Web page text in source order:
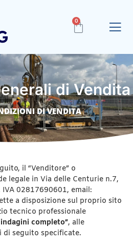
0
di Vendita
DI VENDITA
il “Venditore” o
legale in Via delle Centurie n.7,
IVA 02817690601, email:
a disposizione sul proprio sito
tecnico professionale
completo”, alle
seguito specificate.